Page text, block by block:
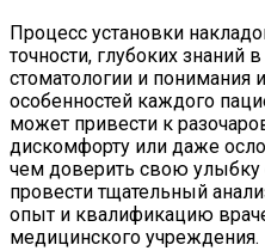
Процесс установки
точности, глубоких знаний
стоматологии и понимания
особенностей каждого
может привести к
дискомфорту или даже
чем доверить свою улыбку
провести тщательный
опыт и квалификацию
медицинского учреждения.